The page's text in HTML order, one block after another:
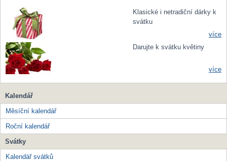
Klasické i netradiční dárky k
svátku
více
Darujte k svátku květiny
více
Kalendář
Měsíční kalendář
Roční kalendář
Svátky
Kalendář svátků